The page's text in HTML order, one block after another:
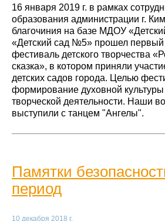
16 января 2019 г. в рамках
образования администрации г.
благочиния на базе МДОУ
«Детский сад №5» прошел первый
фестиваль детского творчества
сказка», в котором приняли
детских садов города. Целью
формирование духовной
творческой деятельности. Наши
выступили с танцем "Ангелы".
Памятки
период
10 декабря 2018 г.